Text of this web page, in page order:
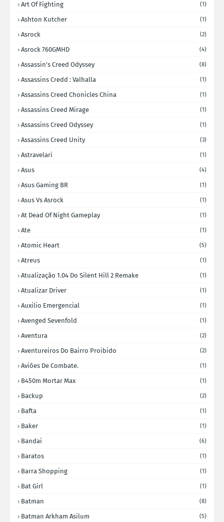
Art Of Fighting (1)
Ashton Kutcher (1)
Asrock (2)
Asrock 760GMHD (4)
Assassin's Creed Odyssey (8)
Assassins Credd : Valhalla (1)
Assassins Creed Chonicles China (1)
Assassins Creed Mirage (1)
Assassins Creed Odyssey (1)
Assassins Creed Unity (3)
Astravelari (1)
Asus (4)
Asus Gaming BR (1)
Asus Vs Asrock (1)
At Dead Of Night Gameplay (1)
Ate (1)
Atomic Heart (5)
Atreus (1)
Atualização 1.04 Do Silent Hill 2 Remake (1)
Atualizar Driver (1)
Auxilio Emergencial (1)
Avenged Sevenfold (1)
Aventura (2)
Aventureiros Do Bairro Proibido (2)
Aviões De Combate. (1)
B450m Mortar Max (1)
Backup (2)
Bafta (1)
Baker (1)
Bandai (6)
Baratos (1)
Barra Shopping (1)
Bat Girl (1)
Batman (8)
Batman Arkham Asilum (5)